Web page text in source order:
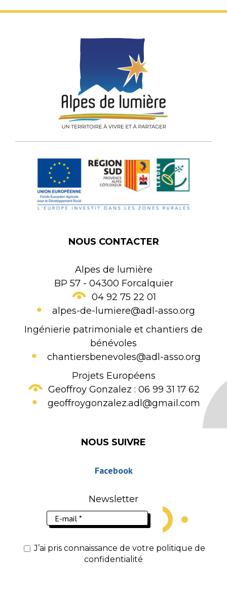
NOUS CONTACTER
Alpes de lumière
BP 57 - 04300 Forcalquier
04 92 75 22 01
alpes-de-lumiere@adl-asso.org
Ingénierie patrimoniale et chantiers de
bénévoles
chantiersbenevoles@adl-asso.org
Projets Européens
Geoffroy Gonzalez : 06 99 31 17 62
geoffroygonzalez.adl@gmail.com
NOUS SUIVRE
Facebook
Newsletter
J’ai pris connaissance de votre politique de
confidentialité